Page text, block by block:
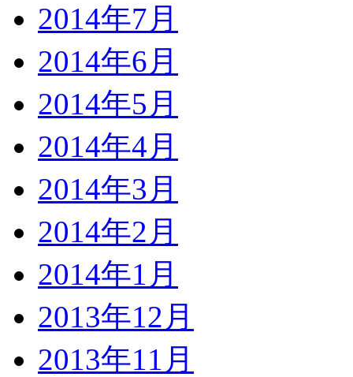
2014年7月
2014年6月
2014年5月
2014年4月
2014年3月
2014年2月
2014年1月
2013年12月
2013年11月